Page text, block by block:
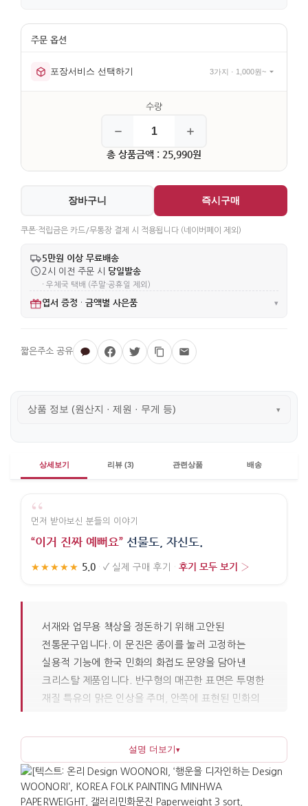
포장서비스 선택하기 3가지 · 1,000원~
총 상품금액 : 25,990원
장바구니 즉시구매
쿠폰·적립금은 카드/무통장 결제 시 적용됩니다 (네이버페이 제외)
5만원 이상 무료배송
2시 이전 주문 시 당일발송
· 우체국 택배 (주말·공휴일 제외)
엽서 증정 · 금액별 사은품 ▾
상품 정보 (원산지 · 제원 · 무게 등) ▾
상세보기 리뷰 (3) 관련상품 배송
“
먼저 받아보신 분들의 이야기
“이거 진짜 예뻐요” 선물도, 자신도.
★★★★★ 5.0 · ✓ 실제 구매 후기 · 후기 모두 보기 ›
서재와 업무용 책상을 정돈하기 위해 고안된
전통문구입니다. 이 문진은 종이를 눌러 고정하는
실용적 기능에 한국 민화의 화접도 문양을 담아낸
크리스탈 제품입니다. 반구형의 매끈한 표면은 투명한
재질 특유의 맑은 인상을 주며, 안쪽에 표현된 민화의
안정적인 무게감으로 메모지, 편지지, 서류를 확실하게
고정하며, 빛을 받으면 그림이 은은하게 살아나
장식품으로도 손색이 없습니다.
화접도는 꽃과 나비를 함께 그린 민화의 대표 소재로,
설명 더보기▾